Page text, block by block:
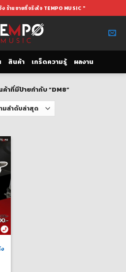
ร้านขายที่จริงใจ TEMPO MUSIC "
สินค้า เกร็ดความรู้ ผลงาน
ค้าที่มีป้ายกำกับ “DM8”